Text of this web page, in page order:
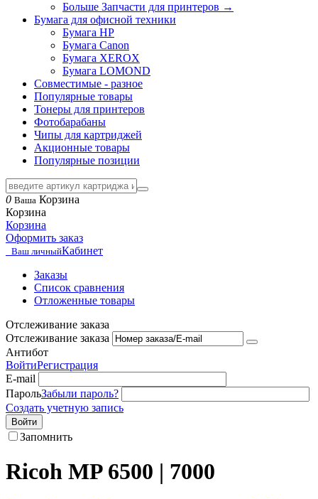
Больше Запчасти для принтеров →
Бумага для офисной техники
Бумага HP
Бумага Canon
Бумага XEROX
Бумага LOMOND
Совместимые - разное
Популярные товары
Тонеры для принтеров
Фотобарабаны
Чипы для картриджей
Акционные товары
Популярные позиции
0 Ваша Корзина
Корзина
Корзина
Оформить заказ
Ваш личныйКабинет
Заказы
Список сравнения
Отложенные товары
Отслеживание заказа
Отслеживание заказа
Антибот
ВойтиРегистрация
E-mail
ПарольЗабыли пароль?
Создать учетную запись
Войти
Запомнить
Ricoh MP 6500 | 7000